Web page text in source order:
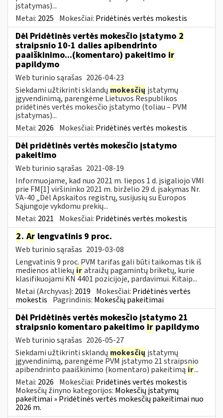
įstatymas)...
Metai: 2025 Mokesčiai: Pridėtinės vertės mokestis
Dėl Pridėtinės vertės mokesčio įstatymo 2
straipsnio 10-1 dalies apibendrinto
paaiškinimo...(komentaro) pakeitimo ir
papildymo
Web turinio sąrašas 2026-04-23
Siekdami užtikrinti sklandų mokesčių įstatymų
įgyvendinimą, parengėme Lietuvos Respublikos
pridėtinės vertės mokesčio įstatymo (toliau – PVM
įstatymas)...
Metai: 2026 Mokesčiai: Pridėtinės vertės mokestis
Dėl pridėtinės vertės mokesčio įstatymo
pakeitimo
Web turinio sąrašas 2021-08-19
Informuojame, kad nuo 2021 m. liepos 1 d. įsigaliojo VMI
prie FM[1] viršininko 2021 m. birželio 29 d. įsakymas Nr.
VA-40 „Dėl Apskaitos registrų, susijusių su Europos
Sąjungoje vykdomu prekių...
Metai: 2021 Mokesčiai: Pridėtinės vertės mokestis
2. Ar lengvatinis 9 proc.
Web turinio sąrašas 2019-03-08
Lengvatinis 9 proc. PVM tarifas gali būti taikomas tik iš
medienos atliekų iratraižų pagamintų briketų, kurie
klasifikuojami KN 4401 pozicijoje, pardavimui. Kitaip...
Metai (Archyvas): 2019 Mokesčiai: Pridėtinės vertės
mokestis Pagrindinis: Mokesčių pakeitimai
Dėl Pridėtinės vertės mokesčio įstatymo 21
straipsnio komentaro pakeitimo ir papildymo
Web turinio sąrašas 2026-05-27
Siekdami užtikrinti sklandų mokesčių įstatymų
įgyvendinimą, parengėme PVM įstatymo 21 straipsnio
apibendrinto paaiškinimo (komentaro) pakeitimą ir...
Metai: 2026 Mokesčiai: Pridėtinės vertės mokestis
Mokesčių žinyno kategorijos: Mokesčių įstatymų
pakeitimai » Pridėtinės vertės mokesčių pakeitimai nuo
2026 m.